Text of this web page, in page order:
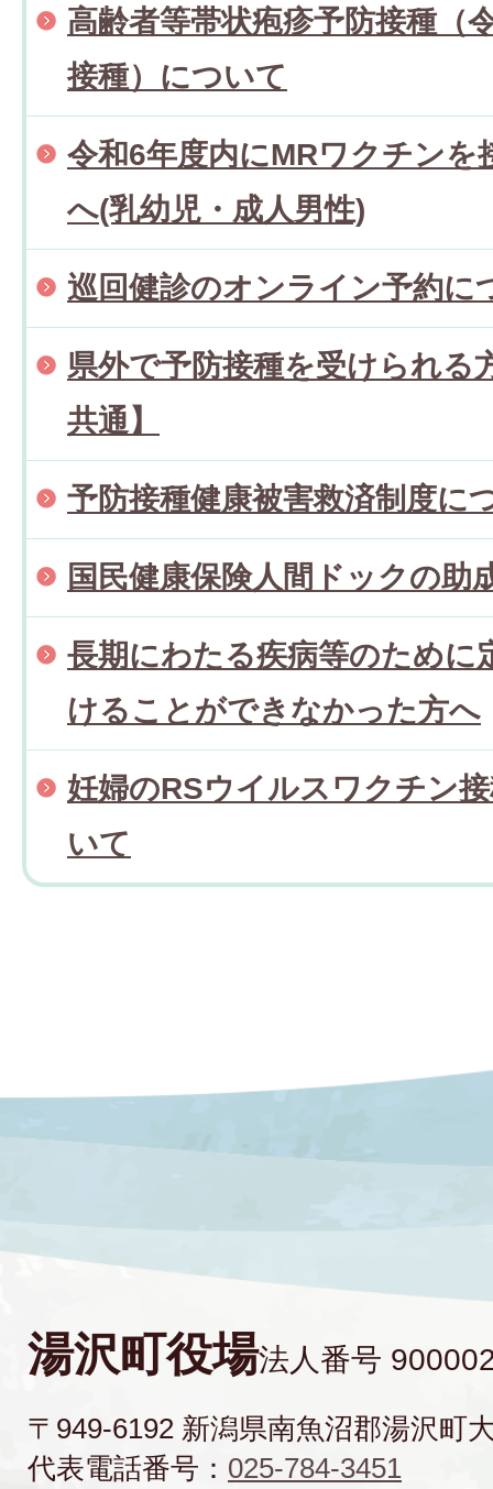
高齢者等帯状疱疹予防接種（
接種）について
令和6年度内にMRワクチンを
へ(乳幼児・成人男性)
巡回健診のオンライン予約に
県外で予防接種を受けられる
共通】
予防接種健康被害救済制度に
国民健康保険人間ドックの助
長期にわたる疾病等のために
けることができなかった方へ
妊婦のRSウイルスワクチン
いて
湯沢町役場法人番号
〒949-6192 新潟県南魚沼郡湯沢町
代表電話番号： 025-784-3451